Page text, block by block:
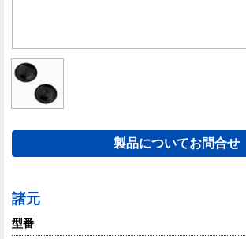
製品についてお問合せ
諸元
型番